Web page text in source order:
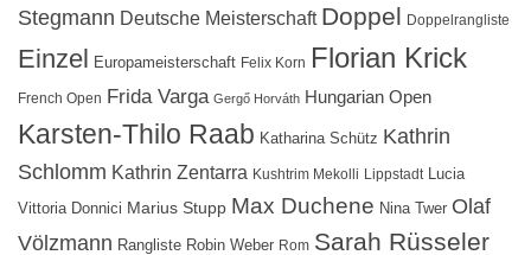
Stegmann Deutsche Meisterschaft Doppel Doppelrangliste
Einzel Europameisterschaft Felix Korn Florian Krick
French Open Frida Varga Gergő Horváth Hungarian Open
Karsten-Thilo Raab Katharina Schütz Kathrin
Schlomm Kathrin Zentarra Kushtrim Mekolli Lippstadt Lucia
Vittoria Donnici Marius Stupp Max Duchene Nina Twer Olaf
Völzmann Rangliste Robin Weber Rom Sarah Rüsseler